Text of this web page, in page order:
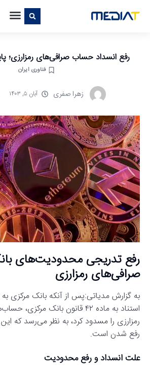
رفع انسداد حساب صرافی‌های رمزارزی؛
فناوری ایران
زهرا صفری آبان ۵, ۱۴۰۳
رفع تدریجی محدودیت‌های
صرافی‌های رمزارزی
به گزارش مدیاتی:پس از آنکه بانک مرکزی
استناد به ماده ۴۲ قانون بانک
رمزارزی را مسدود کرد، به نظر می‌رسد که
رفع شدن است.
علت انسداد و رفع محدودیت